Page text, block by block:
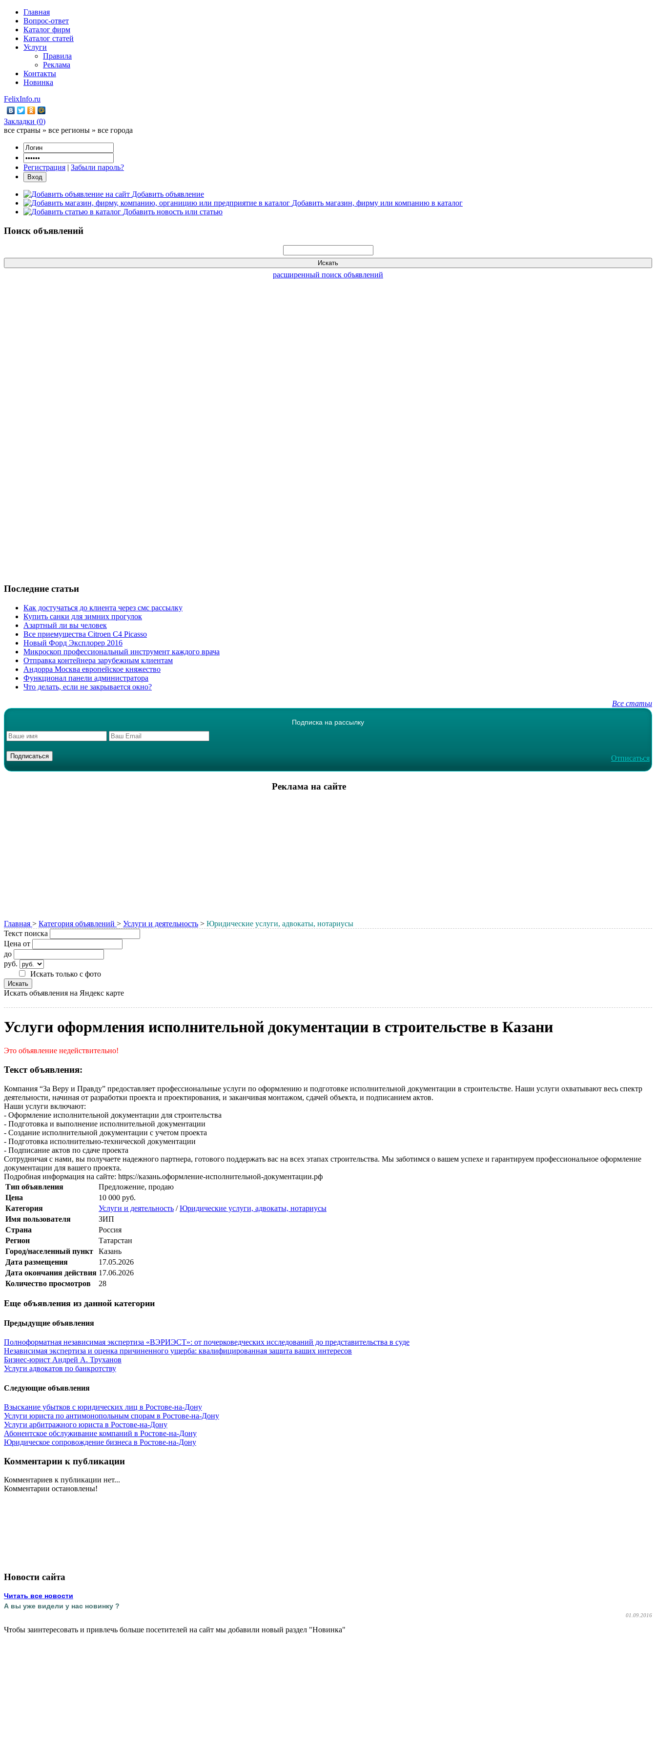
Главная
Вопрос-ответ
Каталог фирм
Каталог статей
Услуги
Правила
Реклама
Контакты
Новинка
FelixInfo.ru
Закладки (0)
все страны » все регионы » все города
Регистрация | Забыли пароль?
Добавить объявление
Добавить магазин, фирму или компанию в каталог
Добавить новость или статью
Поиск объявлений
расширенный поиск объявлений
Последние статьи
Как достучаться до клиента через смс рассылку
Купить санки для зимних прогулок
Азартный ли вы человек
Все приемущества Сitroen C4 Picasso
Новый Форд Эксплорер 2016
Микроскоп профессиональный инструмент каждого врача
Отправка контейнера зарубежным клиентам
Андорра Москва европейское княжество
Функционал панели администратора
Что делать, если не закрывается окно?
Все статьи
Подписка на рассылку
Отписаться
Реклама на сайте
Главная > Категория объявлений > Услуги и деятельность > Юридические услуги, адвокаты, нотариусы
Текст поиска
Цена от
до
руб.
Искать только с фото
Искать объявления на Яндекс карте
Услуги оформления исполнительной документации в строительстве в Казани
Это объявление недействительно!
Текст объявления:
Компания “За Веру и Правду” предоставляет профессиональные услуги по оформлению и подготовке исполнительной документации в строительстве. Наши услуги охватывают весь спектр
деятельности, начиная от разработки проекта и проектирования, и заканчивая монтажом, сдачей объекта, и подписанием актов.
Наши услуги включают:
- Оформление исполнительной документации для строительства
- Подготовка и выполнение исполнительной документации
- Создание исполнительной документации с учетом проекта
- Подготовка исполнительно-технической документации
- Подписание актов по сдаче проекта
Сотрудничая с нами, вы получаете надежного партнера, готового поддержать вас на всех этапах строительства. Мы заботимся о вашем успехе и гарантируем профессиональное оформление
документации для вашего проекта.
Подробная информация на сайте: https://казань.оформление-исполнительной-документации.рф
Тип объявления
Предложение, продаю
Цена
10 000 руб.
Категория
Услуги и деятельность /Юридические услуги, адвокаты, нотариусы
Имя пользователя
ЗИП
Страна
Россия
Регион
Татарстан
Город/населенный пункт
Казань
Дата размещения
17.05.2026
Дата окончания действия 17.06.2026
Количество просмотров
28
Еще объявления из данной категории
Предыдущие объявления
Полноформатная независимая экспертиза «ВЭРИЭСТ»: от почерковедческих исследований до представительства в суде
Независимая экспертиза и оценка причиненного ущерба: квалифицированная защита ваших интересов
Бизнес-юрист Андрей А. Труханов
Услуги адвокатов по банкротству
Следующие объявления
Взыскание убытков с юридических лиц в Ростове-на-Дону
Услуги юриста по антимонопольным спорам в Ростове-на-Дону
Услуги арбитражного юриста в Ростове-на-Дону
Абонентское обслуживание компаний в Ростове-на-Дону
Юридическое сопровождение бизнеса в Ростове-на-Дону
Комментарии к публикации
Комментариев к публикации нет...
Комментарии остановлены!
Новости сайта
Читать все новости
А вы уже видели у нас новинку ?
01.09.2016
Чтобы заинтересовать и привлечь больше посетителей на сайт мы добавили новый раздел "Новинка"